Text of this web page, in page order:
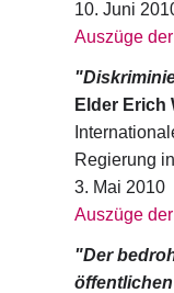
10. Juni
Auszüge
Elder Erich
Regierung
3. Mai 2010
Auszüge
"Der